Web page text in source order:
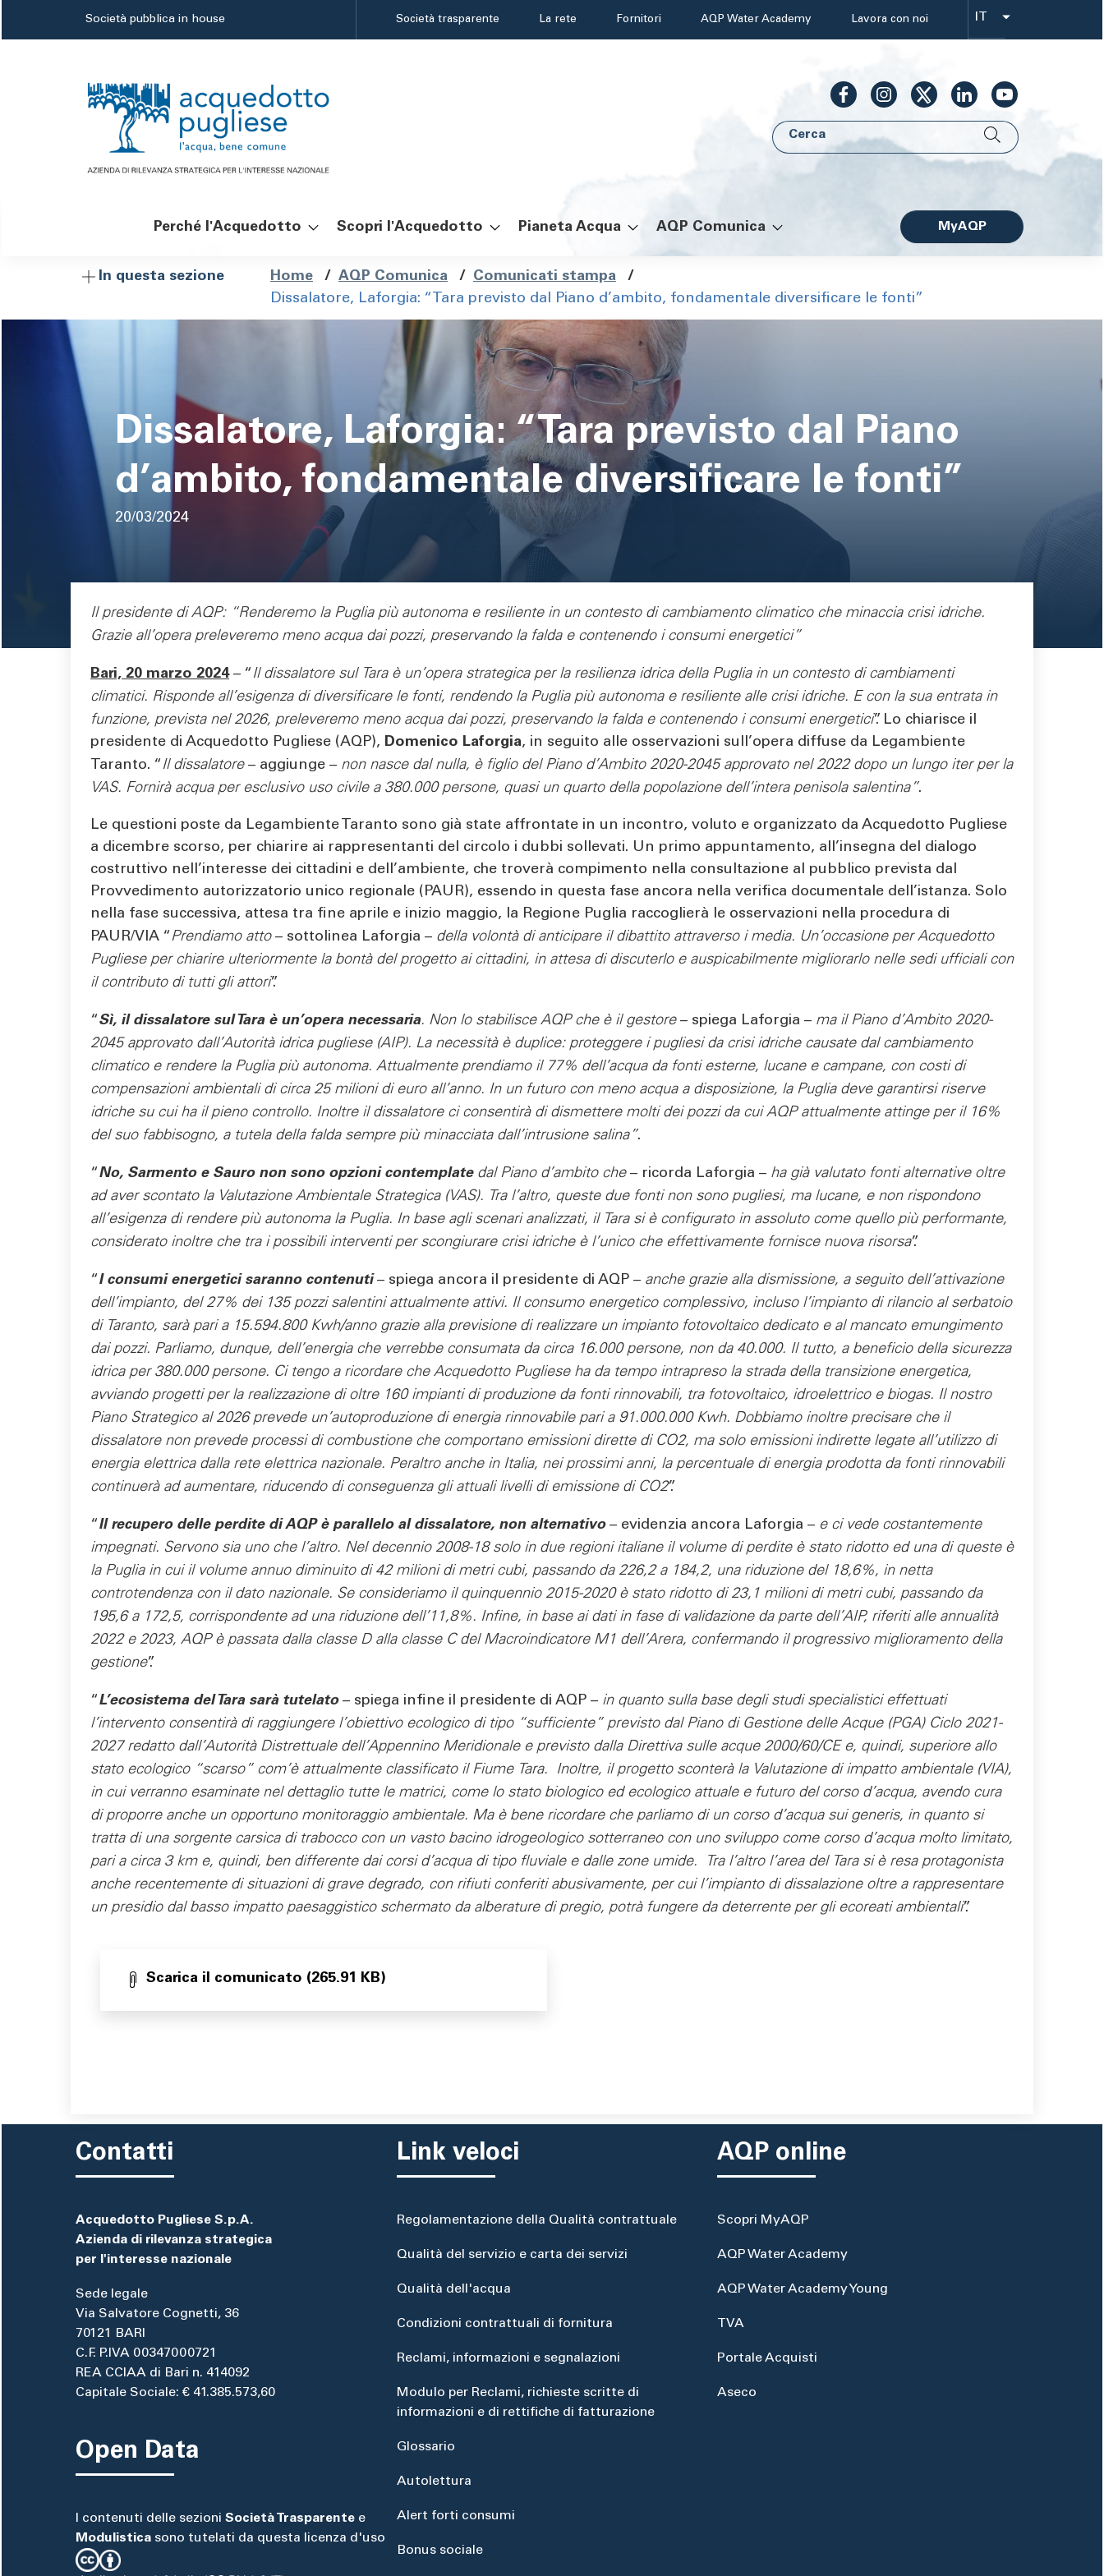
Società pubblica in house
Header
Società trasparente La rete Fornitori AQP Water Academy Lavora con noi
language
Cerca
Navigazione
principale
Perché l'Acquedotto Scopri l'Acquedotto Pianeta Acqua AQP Comunica
AQPMyAQP
In questa sezione
Briciole
di
Home / AQP Comunica / Comunicati stampa
/
Dissalatore, Laforgia: “Tara previsto dal Piano d’ambito, fondamentale diversificare le fonti”
Dissalatore, Laforgia: “Tara previsto dal Piano
d’ambito, fondamentale diversificare le fonti”
20/03/2024
Area di testo
Il presidente di AQP: “Renderemo la Puglia più autonoma e resiliente in un contesto di cambiamento climatico che minaccia crisi idriche.
Grazie all’opera preleveremo meno acqua dai pozzi, preservando la falda e contenendo i consumi energetici”
Bari, 20 marzo 2024– “ Il dissalatore sul Tara è un’opera strategica per la resilienza idrica della Puglia in un contesto di cambiamenti
climatici. Risponde all’esigenza di diversificare le fonti, rendendo la Puglia più autonoma e resiliente alle crisi idriche. E con la sua entrata in
funzione, prevista nel 2026, preleveremo meno acqua dai pozzi, preservando la falda e contenendo i consumi energetici”. Lo chiarisce il
presidente di Acquedotto Pugliese (AQP), Domenico Laforgia, in seguito alle osservazioni sull’opera diffuse da Legambiente
Taranto. “ Il dissalatore– aggiunge – non nasce dal nulla, è figlio del Piano d’Ambito 2020-2045 approvato nel 2022 dopo un lungo iter per la
VAS. Fornirà acqua per esclusivo uso civile a 380.000 persone, quasi un quarto della popolazione dell’intera penisola salentina”.
Le questioni poste da Legambiente Taranto sono già state affrontate in un incontro, voluto e organizzato da Acquedotto Pugliese
a dicembre scorso, per chiarire ai rappresentanti del circolo i dubbi sollevati. Un primo appuntamento, all’insegna del dialogo
costruttivo nell’interesse dei cittadini e dell’ambiente, che troverà compimento nella consultazione al pubblico prevista dal
Provvedimento autorizzatorio unico regionale (PAUR), essendo in questa fase ancora nella verifica documentale dell’istanza. Solo
nella fase successiva, attesa tra fine aprile e inizio maggio, la Regione Puglia raccoglierà le osservazioni nella procedura di
PAUR/VIA “Prendiamo atto– sottolinea Laforgia – della volontà di anticipare il dibattito attraverso i media. Un’occasione per Acquedotto
Pugliese per chiarire ulteriormente la bontà del progetto ai cittadini, in attesa di discuterlo e auspicabilmente migliorarlo nelle sedi ufficiali con
il contributo di tutti gli attori”.
“Sì, il dissalatore sul Tara è un’opera necessaria. Non lo stabilisce AQP che è il gestore– spiega Laforgia – ma il Piano d’Ambito 2020-
2045 approvato dall’Autorità idrica pugliese (AIP). La necessità è duplice: proteggere i pugliesi da crisi idriche causate dal cambiamento
climatico e rendere la Puglia più autonoma. Attualmente prendiamo il 77% dell’acqua da fonti esterne, lucane e campane, con costi di
compensazioni ambientali di circa 25 milioni di euro all’anno. In un futuro con meno acqua a disposizione, la Puglia deve garantirsi riserve
idriche su cui ha il pieno controllo. Inoltre il dissalatore ci consentirà di dismettere molti dei pozzi da cui AQP attualmente attinge per il 16%
del suo fabbisogno, a tutela della falda sempre più minacciata dall’intrusione salina”.
“No, Sarmento e Sauro non sono opzioni contemplate dal Piano d’ambito che– ricorda Laforgia – ha già valutato fonti alternative oltre
ad aver scontato la Valutazione Ambientale Strategica (VAS). Tra l’altro, queste due fonti non sono pugliesi, ma lucane, e non rispondono
all’esigenza di rendere più autonoma la Puglia. In base agli scenari analizzati, il Tara si è configurato in assoluto come quello più performante,
considerato inoltre che tra i possibili interventi per scongiurare crisi idriche è l’unico che effettivamente fornisce nuova risorsa”.
“I consumi energetici saranno contenuti– spiega ancora il presidente di AQP – anche grazie alla dismissione, a seguito dell’attivazione
dell’impianto, del 27% dei 135 pozzi salentini attualmente attivi. Il consumo energetico complessivo, incluso l’impianto di rilancio al serbatoio
di Taranto, sarà pari a 15.594.800 Kwh/anno grazie alla previsione di realizzare un impianto fotovoltaico dedicato e al mancato emungimento
dai pozzi. Parliamo, dunque, dell’energia che verrebbe consumata da circa 16.000 persone, non da 40.000. Il tutto, a beneficio della sicurezza
idrica per 380.000 persone. Ci tengo a ricordare che Acquedotto Pugliese ha da tempo intrapreso la strada della transizione energetica,
avviando progetti per la realizzazione di oltre 160 impianti di produzione da fonti rinnovabili, tra fotovoltaico, idroelettrico e biogas. Il nostro
Piano Strategico al 2026 prevede un’autoproduzione di energia rinnovabile pari a 91.000.000 Kwh. Dobbiamo inoltre precisare che il
dissalatore non prevede processi di combustione che comportano emissioni dirette di CO2, ma solo emissioni indirette legate all’utilizzo di
energia elettrica dalla rete elettrica nazionale. Peraltro anche in Italia, nei prossimi anni, la percentuale di energia prodotta da fonti rinnovabili
continuerà ad aumentare, riducendo di conseguenza gli attuali livelli di emissione di CO2”.
“Il recupero delle perdite di AQP è parallelo al dissalatore, non alternativo– evidenzia ancora Laforgia – e ci vede costantemente
impegnati. Servono sia uno che l’altro. Nel decennio 2008-18 solo in due regioni italiane il volume di perdite è stato ridotto ed una di queste è
la Puglia in cui il volume annuo diminuito di 42 milioni di metri cubi, passando da 226,2 a 184,2, una riduzione del 18,6%, in netta
controtendenza con il dato nazionale. Se consideriamo il quinquennio 2015-2020 è stato ridotto di 23,1 milioni di metri cubi, passando da
195,6 a 172,5, corrispondente ad una riduzione dell’11,8%. Infine, in base ai dati in fase di validazione da parte dell’AIP, riferiti alle annualità
2022 e 2023, AQP è passata dalla classe D alla classe C del Macroindicatore M1 dell’Arera, confermando il progressivo miglioramento della
gestione”.
“L’ecosistema del Tara sarà tutelato– spiega infine il presidente di AQP – in quanto sulla base degli studi specialistici effettuati
l’intervento consentirà di raggiungere l’obiettivo ecologico di tipo “sufficiente” previsto dal Piano di Gestione delle Acque (PGA) Ciclo 2021-
2027 redatto dall’Autorità Distrettuale dell’Appennino Meridionale e previsto dalla Direttiva sulle acque 2000/60/CE e, quindi, superiore allo
stato ecologico “scarso” com’è attualmente classificato il Fiume Tara. Inoltre, il progetto sconterà la Valutazione di impatto ambientale (VIA),
in cui verranno esaminate nel dettaglio tutte le matrici, come lo stato biologico ed ecologico attuale e futuro del corso d’acqua, avendo cura
di proporre anche un opportuno monitoraggio ambientale. Ma è bene ricordare che parliamo di un corso d’acqua sui generis, in quanto si
tratta di una sorgente carsica di trabocco con un vasto bacino idrogeologico sotterraneo con uno sviluppo come corso d’acqua molto limitato,
pari a circa 3 km e, quindi, ben differente dai corsi d’acqua di tipo fluviale e dalle zone umide. Tra l’altro l’area del Tara si è resa protagonista
anche recentemente di situazioni di grave degrado, con rifiuti conferiti abusivamente, per cui l’impianto di dissalazione oltre a rappresentare
un presidio dal basso impatto paesaggistico schermato da alberature di pregio, potrà fungere da deterrente per gli ecoreati ambientali”.
Scarica il comunicato (265.91 KB)
Contatti
Acquedotto Pugliese S.p.A.
Azienda di rilevanza strategica
per l'interesse nazionale
Sede legale
Via Salvatore Cognetti, 36
70121 BARI
C.F. P.IVA 00347000721
REA CCIAA di Bari n. 414092
Capitale Sociale: € 41.385.573,60
Open Data
I contenuti delle sezioni Società Trasparente e
Modulistica sono tutelati da questa licenza d'uso
Link veloci
Regolamentazione della Qualità contrattuale
Qualità del servizio e carta dei servizi
Qualità dell'acqua
Condizioni contrattuali di fornitura
Reclami, informazioni e segnalazioni
Modulo per Reclami, richieste scritte di
informazioni e di rettifiche di fatturazione
Glossario
Autolettura
Alert forti consumi
Bonus sociale
AQP online
Scopri MyAQP
AQP Water Academy
AQP Water Academy Young
TVA
Portale Acquisti
Aseco